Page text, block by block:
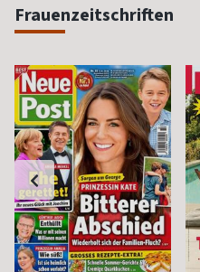
Frauenzeitschriften